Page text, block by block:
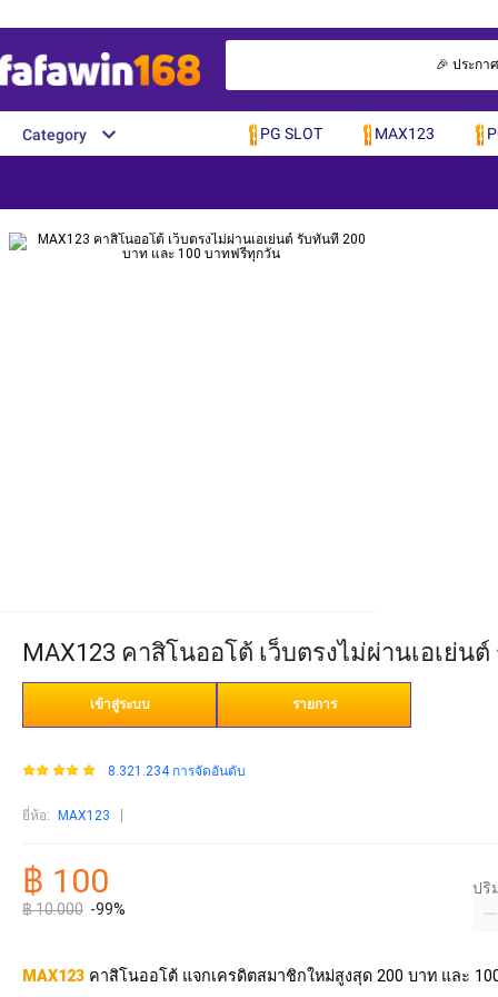
🎉 ประกา
Category PG SLOT MAX123
MAX123 คาสิโนออโต้ เว็บตรงไม่ผ่านเอเย่
เข้าสู่ระบบ รายการ
8.321.234 การจัดอันดับ
ยี่ห้อ: MAX123
฿ 100
฿ 10.000 -99%
ปริ
MAX123 คาสิโนออโต้ แจกเครดิตสมาชิกใหม่สูงสุด 200 บาท และ